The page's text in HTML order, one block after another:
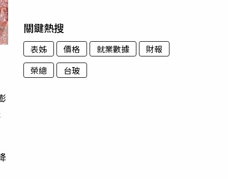
關鍵熱搜
表姊 價格 就業數據
財報
榮總
台玻